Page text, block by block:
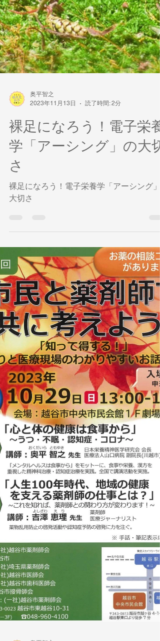
2023年11月13日
読了時間: 2分
裸足になろう！電子栄養
学「アーシング」の大切
さ